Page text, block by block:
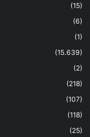
(15)
(6)
(1)
(15.639)
(2)
(218)
(107)
(118)
(25)